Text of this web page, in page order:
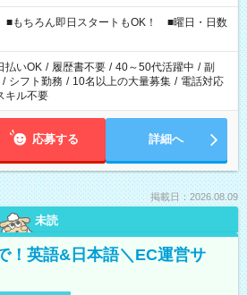
もちろん即日スタートもOK！ ■曜日・日数
払いOK / 履歴書不要 / 40～50代活躍中 / 副
/ シフト勤務 / 10名以上の大量募集 / 電話対応
キル不要
応募する 詳細へ
掲載日：2026.08.09
未読
！英語&日本語＼EC運営サ